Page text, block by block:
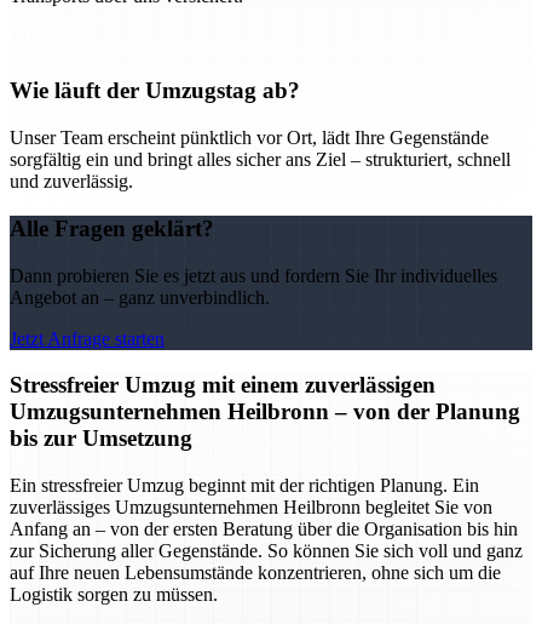
Wie läuft der Umzugstag ab?
Unser Team erscheint pünktlich vor Ort, lädt Ihre Gegenstände
sorgfältig ein und bringt alles sicher ans Ziel – strukturiert, schnell
und zuverlässig.
Alle Fragen geklärt?
Dann probieren Sie es jetzt aus und fordern Sie Ihr individuelles
Angebot an – ganz unverbindlich.
Jetzt Anfrage starten
Stressfreier Umzug mit einem zuverlässigen
Umzugsunternehmen Heilbronn – von der Planung
bis zur Umsetzung
Ein stressfreier Umzug beginnt mit der richtigen Planung. Ein
zuverlässiges Umzugsunternehmen Heilbronn begleitet Sie von
Anfang an – von der ersten Beratung über die Organisation bis hin
zur Sicherung aller Gegenstände. So können Sie sich voll und ganz
auf Ihre neuen Lebensumstände konzentrieren, ohne sich um die
Logistik sorgen zu müssen.